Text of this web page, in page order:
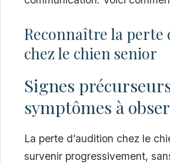
Reconnaître la perte
chez le chien senior
Signes
symptômes à
La perte d’audition chez le
survenir progressivement,